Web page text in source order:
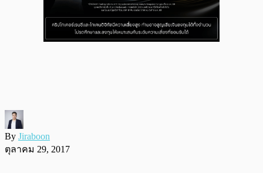
By Jiraboon
ตุลาคม 29, 2017